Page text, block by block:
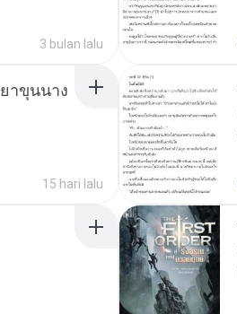
3 bulan lalu
าขุนนาง
15 hari lalu